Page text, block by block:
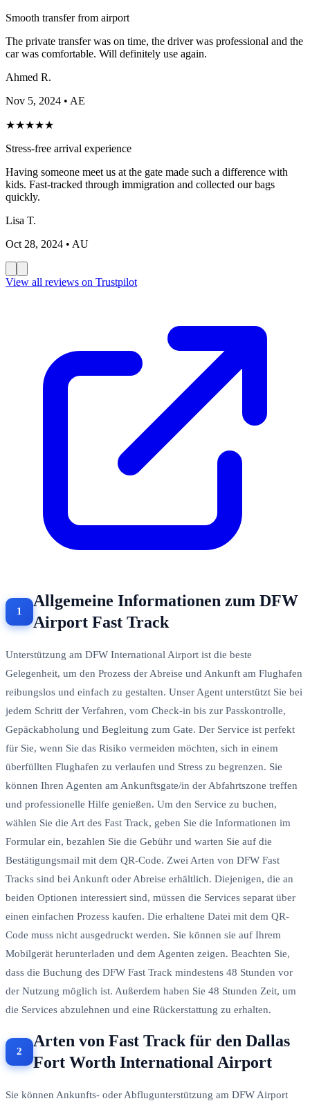
Smooth transfer from airport
The private transfer was on time, the driver was professional and the
car was comfortable. Will definitely use again.
Ahmed R.
Nov 5, 2024 • AE
★★★★★
Stress-free arrival experience
Having someone meet us at the gate made such a difference with
kids. Fast-tracked through immigration and collected our bags
quickly.
Lisa T.
Oct 28, 2024 • AU
View all reviews on Trustpilot
Allgemeine Informationen zum DFW
Airport Fast Track
Unterstützung am DFW International Airport ist die beste
Gelegenheit, um den Prozess der Abreise und Ankunft am Flughafen
reibungslos und einfach zu gestalten. Unser Agent unterstützt Sie bei
jedem Schritt der Verfahren, vom Check-in bis zur Passkontrolle,
Gepäckabholung und Begleitung zum Gate. Der Service ist perfekt
für Sie, wenn Sie das Risiko vermeiden möchten, sich in einem
überfüllten Flughafen zu verlaufen und Stress zu begrenzen. Sie
können Ihren Agenten am Ankunftsgate/in der Abfahrtszone treffen
und professionelle Hilfe genießen. Um den Service zu buchen,
wählen Sie die Art des Fast Track, geben Sie die Informationen im
Formular ein, bezahlen Sie die Gebühr und warten Sie auf die
Bestätigungsmail mit dem QR-Code. Zwei Arten von DFW Fast
Tracks sind bei Ankunft oder Abreise erhältlich. Diejenigen, die an
beiden Optionen interessiert sind, müssen die Services separat über
einen einfachen Prozess kaufen. Die erhaltene Datei mit dem QR-
Code muss nicht ausgedruckt werden. Sie können sie auf Ihrem
Mobilgerät herunterladen und dem Agenten zeigen. Beachten Sie,
dass die Buchung des DFW Fast Track mindestens 48 Stunden vor
der Nutzung möglich ist. Außerdem haben Sie 48 Stunden Zeit, um
die Services abzulehnen und eine Rückerstattung zu erhalten.
Arten von Fast Track für den Dallas
Fort Worth International Airport
Sie können Ankunfts- oder Abflugunterstützung am DFW Airport